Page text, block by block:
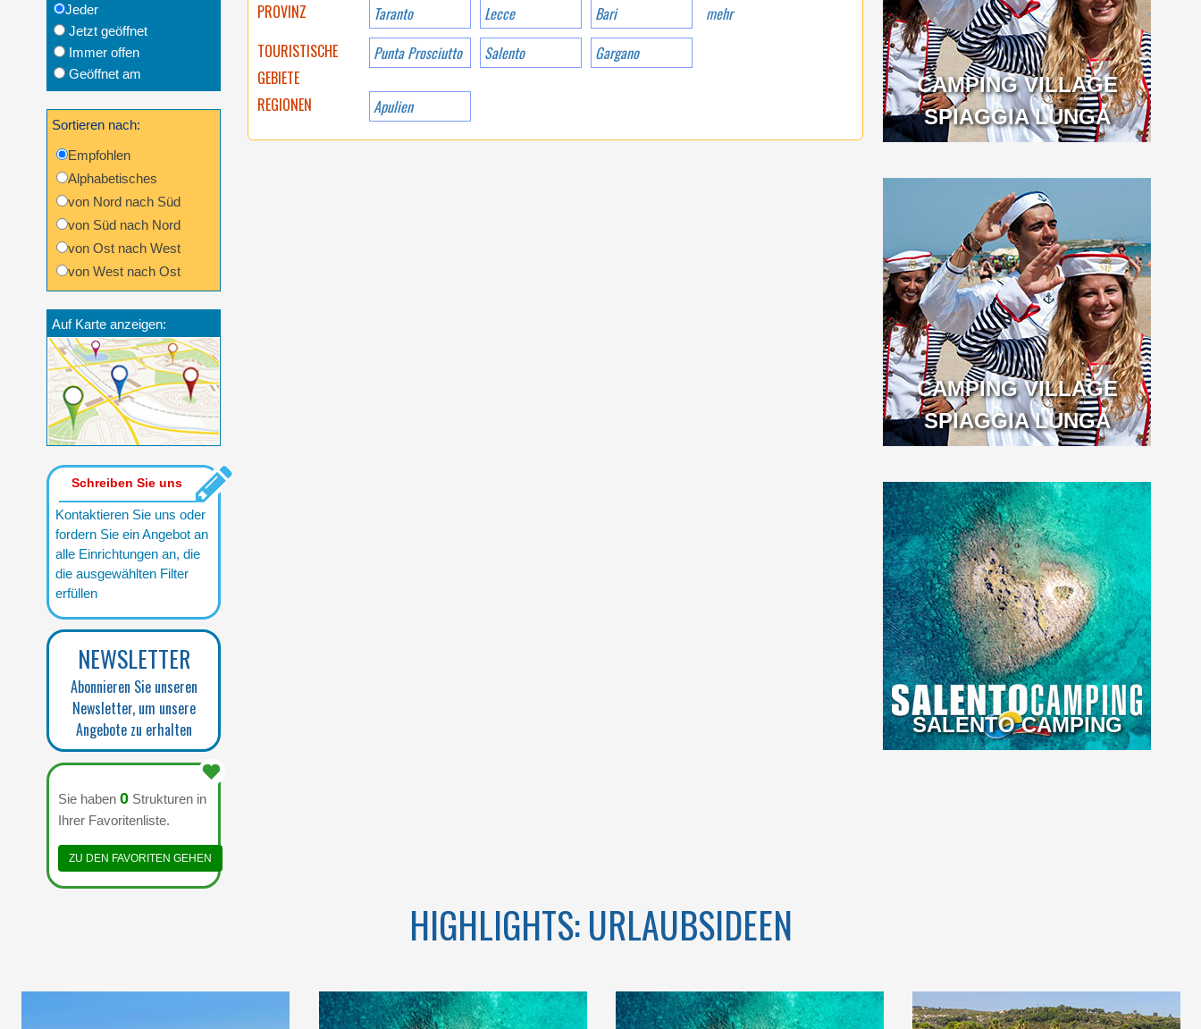
Jeder
Jetzt geöffnet
Immer offen
Geöffnet am
Sortieren nach:
Empfohlen
Alphabetisches
von Nord nach Süd
von Süd nach Nord
von Ost nach West
von West nach Ost
Auf Karte anzeigen:
Schreiben Sie uns
Kontaktieren Sie uns oder
fordern Sie ein Angebot an
alle Einrichtungen an, die
die ausgewählten Filter
erfüllen
NEWSLETTER
Abonnieren Sie unseren
Newsletter, um unsere
Angebote zu erhalten
Sie haben 0 Strukturen in
Ihrer Favoritenliste.
ZU DEN FAVORITEN GEHEN
PROVINZ
Taranto Lecce Bari
mehr
TOURISTISCHE
GEBIETE
Punta Prosciutto Salento Gargano
REGIONEN Apulien
CAMPING VILLAGE
SPIAGGIA LUNGA
CAMPING VILLAGE
SPIAGGIA LUNGA
SALENTO CAMPING
HIGHLIGHTS: URLAUBSIDEEN
IN ENGEM KONTAKT
MIT DER NATUR IM
IHR URLAUB IN
GARGANO, EIN